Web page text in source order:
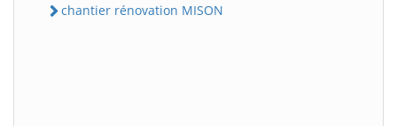
chantier rénovation MISON